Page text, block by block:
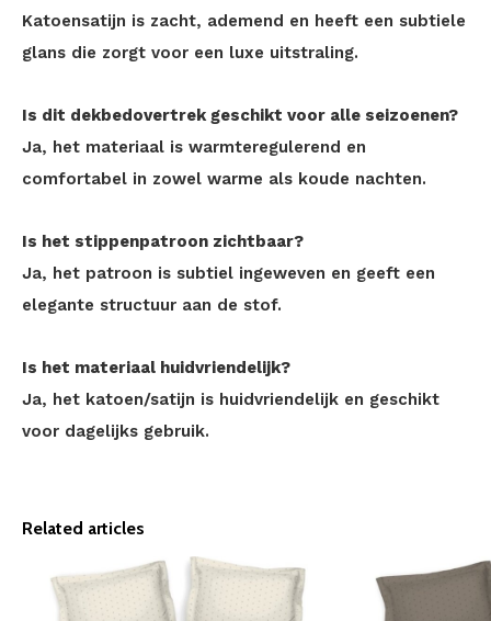
Katoensatijn is zacht, ademend en heeft een subtiele
glans die zorgt voor een luxe uitstraling.
Is dit dekbedovertrek geschikt voor alle seizoenen?
Ja, het materiaal is warmteregulerend en
comfortabel in zowel warme als koude nachten.
Is het stippenpatroon zichtbaar?
Ja, het patroon is subtiel ingeweven en geeft een
elegante structuur aan de stof.
Is het materiaal huidvriendelijk?
Ja, het katoen/satijn is huidvriendelijk en geschikt
voor dagelijks gebruik.
Related articles